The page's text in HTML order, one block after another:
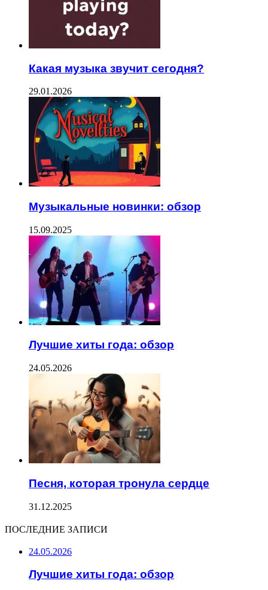
Какая музыка звучит сегодня?
29.01.2026
Музыкальные новинки: обзор
15.09.2025
Лучшие хиты года: обзор
24.05.2026
Песня, которая тронула сердце
31.12.2025
ПОСЛЕДНИЕ ЗАПИСИ
24.05.2026
Лучшие хиты года: обзор